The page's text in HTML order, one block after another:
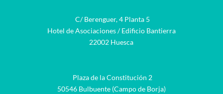
C/ Berenguer, 4 Planta 5
Hotel de Asociaciones / Edificio Bantierra
22002 Huesca
Plaza de la Constitución 2
50546 Bulbuente (Campo de Borja)